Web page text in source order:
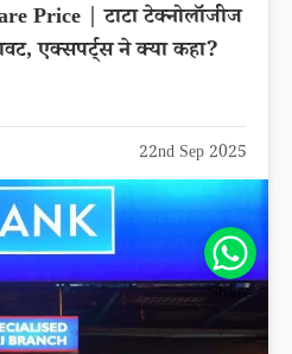
Price | टाटा टेक्नोलॉजीज
एक्सपर्ट्स ने क्या कहा?
22nd Sep 2025
Share